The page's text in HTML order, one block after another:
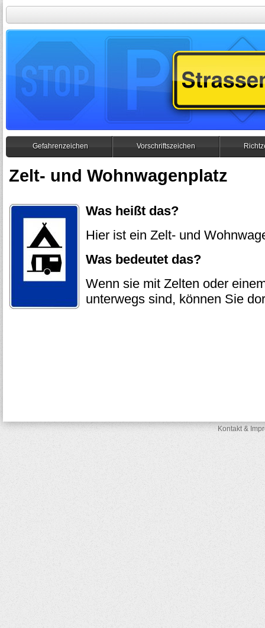
Gefahrenzeichen Vorschriftszeichen
Zelt- und Wohnwagenplatz
Was heißt das?
Hier ist ein Zelt- und
Was bedeutet das?
Wenn sie mit Zelten oder
unterwegs sind, können Sie
Kontakt &